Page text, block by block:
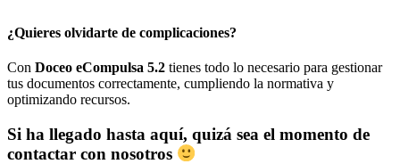
¿Quieres olvidarte de complicaciones?
Con Doceo eCompulsa 5.2 tienes todo lo necesario para gestionar
tus documentos correctamente, cumpliendo la normativa y
optimizando recursos.
Si ha llegado hasta aquí, quizá sea el momento de
contactar con nosotros